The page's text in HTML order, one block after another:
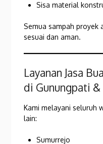
Sisa material
Semua sampah proyek
sesuai dan aman.
Layanan Jasa
di Gunungpati
Kami melayani seluruh
lain:
Sumurrejo